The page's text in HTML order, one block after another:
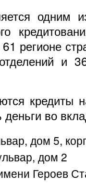
одним
61 регионе
и
кредиты
во
дом 5,
дом 2
Героев